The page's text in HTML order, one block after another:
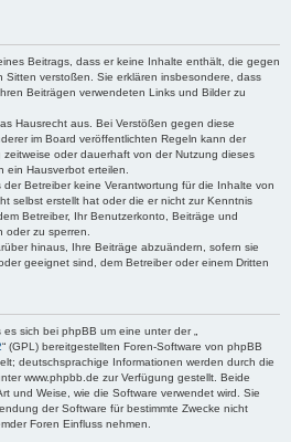
Beitrags, dass er keine Inhalte enthält, die gegen
Sitten verstoßen. Sie erklären insbesondere, dass
Beiträgen verwendeten Links und Bilder zu
Hausrecht aus. Bei Verstößen gegen diese
im Board veröffentlichten Regeln kann der
oder dauerhaft von der Nutzung dieses
Hausverbot erteilen.
Betreiber keine Verantwortung für die Inhalte von
selbst erstellt hat oder die er nicht zur Kenntnis
Betreiber, Ihr Benutzerkonto, Beiträge und
oder zu sperren.
hinaus, Ihre Beiträge abzuändern, sofern sie
geeignet sind, dem Betreiber oder einem Dritten
sich bei phpBB um eine unter der „
“ (GPL) bereitgestellten Foren-Software von phpBB
deutschsprachige Informationen werden durch die
www.phpbb.de zur Verfügung gestellt. Beide
und Weise, wie die Software verwendet wird. Sie
der Software für bestimmte Zwecke nicht
Foren Einfluss nehmen.